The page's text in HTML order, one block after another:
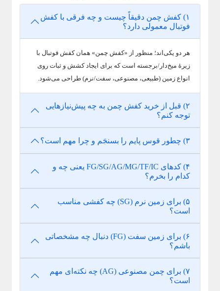
۱) کفش چمن دقیقاً چیست و چه فرقی با کفش
فوتبال معمولی دارد؟
هر دو یکی‌اند؛ منظور از «کفش چمن» همان کفش فوتبال با
زیرهٔ میخ‌دار/برجسته است که برای ایجاد کشش و ثبات روی
انواع زمین (طبیعی، مصنوعی، سفت/نرم) طراحی می‌شود.
۲) قبل از خرید کفش چمن به چه پیش‌نیازهایی
توجه کنم؟
۳) چطور قوس پایم را بسنجَم و چرا مهم است؟
۴) کدهای FG/SG/AG/MG/TF/IC یعنی چه و
کدام را بخرم؟
۵) برای زمین نرم (SG) چه کفشی مناسب
است؟
۶) برای زمین سفت (FG) دنبال چه مشخصاتی
باشم؟
۷) برای چمن مصنوعی (AG) چه نکته‌ای مهم
است؟